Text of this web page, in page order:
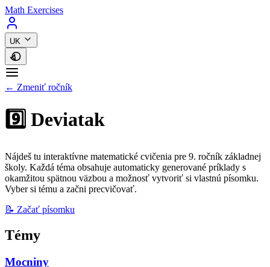
Math Exercises
UK
← Zmeniť ročník
9️⃣ Deviatak
Nájdeš tu interaktívne matematické cvičenia pre 9. ročník základnej
školy. Každá téma obsahuje automaticky generované príklady s
okamžitou spätnou väzbou a možnosť vytvoriť si vlastnú písomku.
Vyber si tému a začni precvičovať.
📝 Začať písomku
Témy
Mocniny